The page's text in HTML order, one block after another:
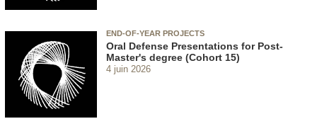
END-OF-YEAR PROJECTS
Oral Defense Presentations for Post-
Master's degree (Cohort 15)
4 juin 2026